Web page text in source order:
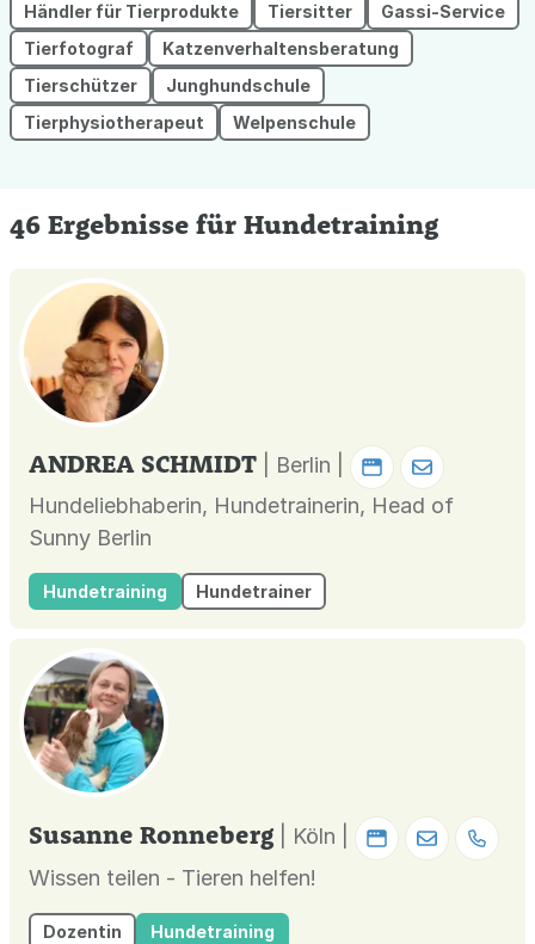
Händler für Tierprodukte
Tiersitter
Gassi-Service
Tierfotograf
Katzenverhaltensberatung
Tierschützer
Junghundschule
Tierphysiotherapeut
Welpenschule
46 Ergebnisse für Hundetraining
ANDREA SCHMIDT
| Berlin |
Hundeliebhaberin, Hundetrainerin, Head of
Sunny Berlin
Hundetraining Hundetrainer
Susanne Ronneberg
| Köln |
Wissen teilen - Tieren helfen!
Dozentin Hundetraining